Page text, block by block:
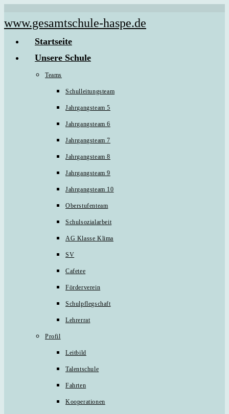
Inhalt
springen
www.gesamtschule-haspe.de
Startseite
Unsere Schule
Teams
Schulleitungsteam
Jahrgangsteam 5
Jahrgangsteam 6
Jahrgangsteam 7
Jahrgangsteam 8
Jahrgangsteam 9
Jahrgangsteam 10
Oberstufenteam
Schulsozialarbeit
AG Klasse Klima
SV
Cafetee
Förderverein
Schulpflegschaft
Lehrerrat
Profil
Leitbild
Talentschule
Fahrten
Kooperationen